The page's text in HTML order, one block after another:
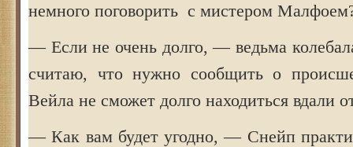
немного поговорить с мистером
— Если не очень долго, — ведьма
считаю, что нужно сообщить о
Вейла не сможет долго находиться вдали
— Как вам будет угодно, — Снейп